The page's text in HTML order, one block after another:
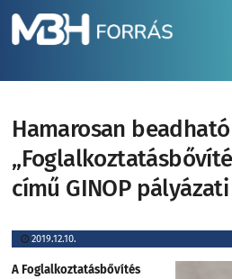
Hamarosan
című GINOP
2019.12.10.
A Foglalkoztatásbővítés